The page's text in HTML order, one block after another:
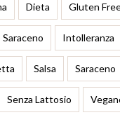
Dieta Gluten
Intolleranza
Salsa Saraceno
Senza Lattosio